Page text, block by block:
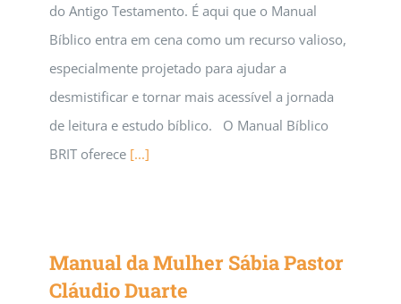
do Antigo Testamento. É aqui que o Manual
Bíblico entra em cena como um recurso valioso,
especialmente projetado para ajudar a
desmistificar e tornar mais acessível a jornada
de leitura e estudo bíblico. O Manual Bíblico
BRIT oferece [...]
Manual da Mulher Sábia Pastor
Cláudio Duarte